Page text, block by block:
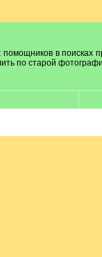
в поисках
по старой